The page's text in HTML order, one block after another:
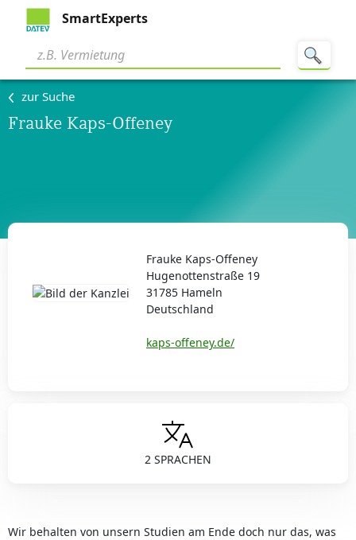
SmartExperts
zur Suche
Frauke Kaps-Offeney
2 SPRACHEN
Wir behalten von unsern Studien am Ende doch nur das, was
Frauke Kaps-Offeney
Hugenottenstraße 19
31785 Hameln
Deutschland
kaps-offeney.de/